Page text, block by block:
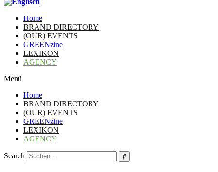
Home
BRAND DIRECTORY
(OUR) EVENTS
GREENzine
LEXIKON
AGENCY
Menü
Home
BRAND DIRECTORY
(OUR) EVENTS
GREENzine
LEXIKON
AGENCY
Search